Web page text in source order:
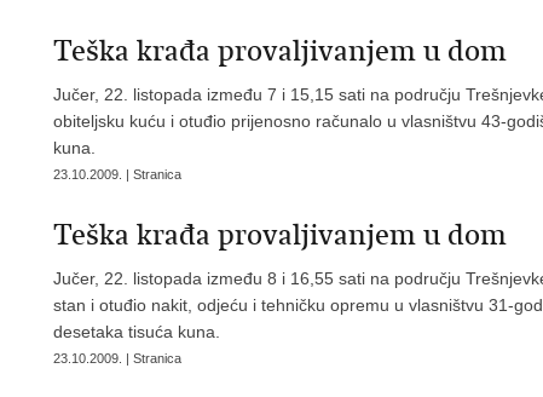
Teška krađa provaljivanjem u dom
Jučer, 22. listopada između 7 i 15,15 sati na području
obiteljsku kuću i otuđio prijenosno računalo u vlasništvu 43-
kuna.
23.10.2009. | Stranica
Teška krađa provaljivanjem u dom
Jučer, 22. listopada između 8 i 16,55 sati na području
stan i otuđio nakit, odjeću i tehničku opremu u vlasništvu 31-
desetaka tisuća kuna.
23.10.2009. | Stranica